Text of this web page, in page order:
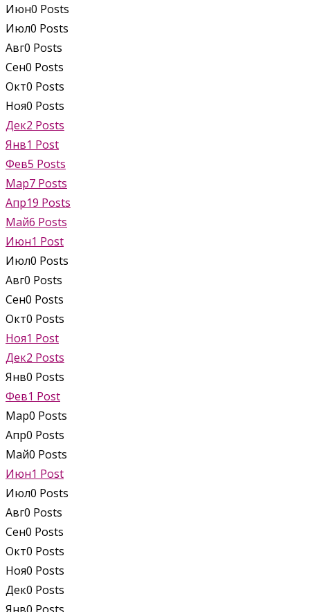
Июн0 Posts
Июл0 Posts
Авг0 Posts
Сен0 Posts
Окт0 Posts
Ноя0 Posts
Дек2 Posts
Янв1 Post
Фев5 Posts
Мар7 Posts
Апр19 Posts
Май6 Posts
Июн1 Post
Июл0 Posts
Авг0 Posts
Сен0 Posts
Окт0 Posts
Ноя1 Post
Дек2 Posts
Янв0 Posts
Фев1 Post
Мар0 Posts
Апр0 Posts
Май0 Posts
Июн1 Post
Июл0 Posts
Авг0 Posts
Сен0 Posts
Окт0 Posts
Ноя0 Posts
Дек0 Posts